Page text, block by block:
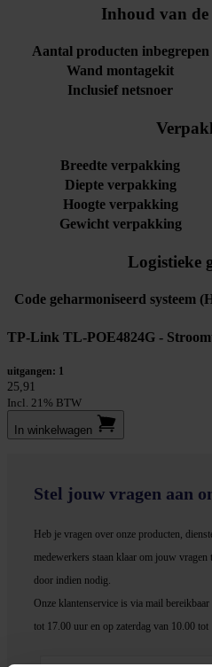
Inhoud van
Aantal producten inbegrepen
Wand montagekit
Inclusief netsnoer
Breedte verpakking
Diepte verpakking
Hoogte verpakking
Gewicht verpakking
Logistieke
Code geharmoniseerd systeem
TP-Link TL-POE4824G -
uitgangen: 1
25,91
Incl. 21% BTW
In winkel­wagen
Stel jouw vragen aan
Heb je vragen over onze producten,
medewerkers staan klaar om jouw
door indien nodig.
Onze klantenservice is via mail
tot 17.00 uur en op zaterdag van 10.00 tot